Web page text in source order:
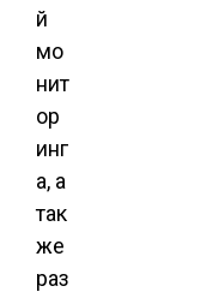
й
мо
нит
ор
инг
а, а
так
же
раз